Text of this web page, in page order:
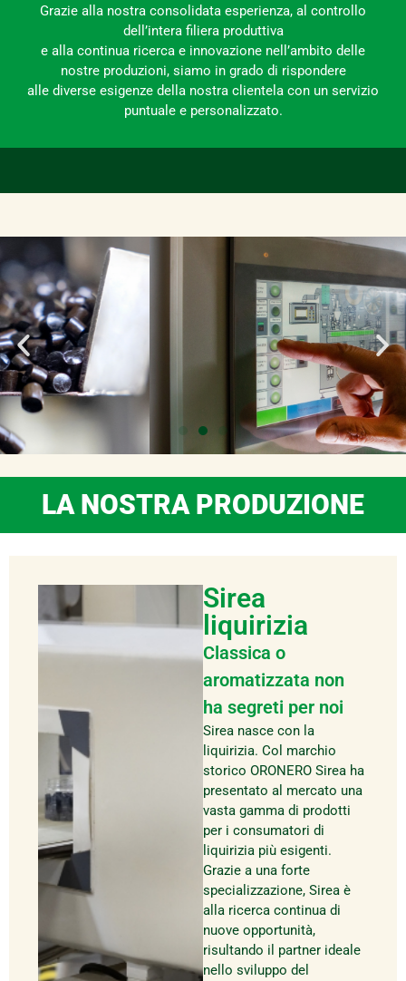
Grazie alla nostra consolidata esperienza, al controllo
dell’intera filiera produttiva
e alla continua ricerca e innovazione nell’ambito delle
nostre produzioni, siamo in grado di rispondere
alle diverse esigenze della nostra clientela con un servizio
puntuale e personalizzato.
LA NOSTRA PRODUZIONE
Sirea
liquirizia
Classica o
aromatizzata non
ha segreti per noi
Sirea nasce con la
liquirizia. Col marchio
storico ORONERO Sirea ha
presentato al mercato una
vasta gamma di prodotti
per i consumatori di
liquirizia più esigenti.
Grazie a una forte
specializzazione, Sirea è
alla ricerca continua di
nuove opportunità,
risultando il partner ideale
nello sviluppo del